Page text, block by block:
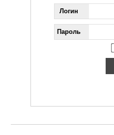
Логин
Пароль